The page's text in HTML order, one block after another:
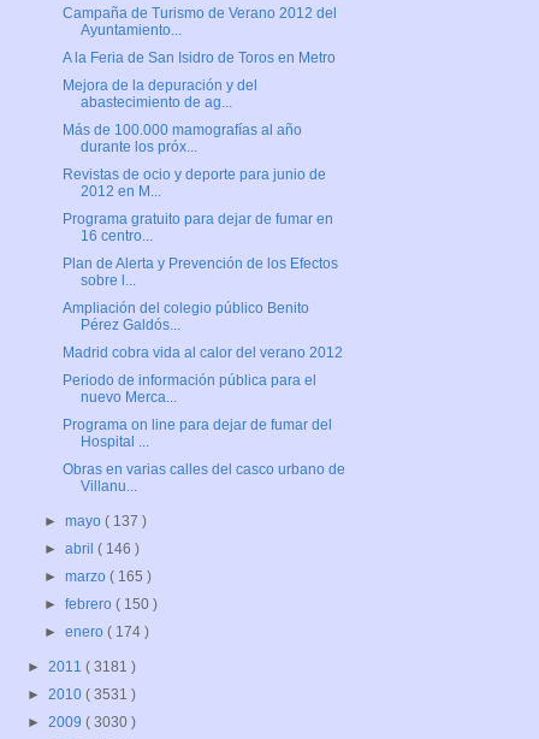
Campaña de Turismo de Verano 2012 del
Ayuntamiento...
A la Feria de San Isidro de Toros en Metro
Mejora de la depuración y del
abastecimiento de ag...
Más de 100.000 mamografías al año
durante los próx...
Revistas de ocio y deporte para junio de
2012 en M...
Programa gratuito para dejar de fumar en
16 centro...
Plan de Alerta y Prevención de los Efectos
sobre l...
Ampliación del colegio público Benito
Pérez Galdós...
Madrid cobra vida al calor del verano 2012
Periodo de información pública para el
nuevo Merca...
Programa on line para dejar de fumar del
Hospital ...
Obras en varias calles del casco urbano de
Villanu...
►mayo( 137 )
►abril( 146 )
►marzo( 165 )
►febrero( 150 )
►enero( 174 )
► 2011 ( 3181 )
► 2010 ( 3531 )
► 2009 ( 3030 )